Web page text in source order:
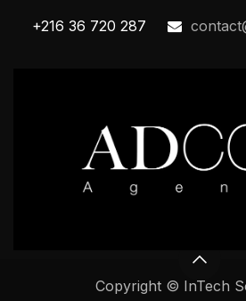
+216 36 720 287
Copyright © InTech